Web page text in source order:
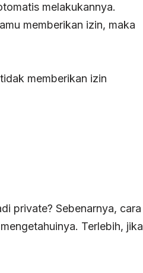
melakukannya.
memberikan izin, maka
memberikan izin
private? Sebenarnya, cara
Terlebih, jika